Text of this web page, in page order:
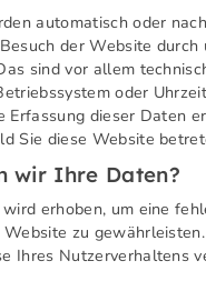
automatisch oder
der Website durch
sind vor allem
oder
Erfassung dieser Daten
Sie diese Website
wir Ihre Daten?
erhoben, um eine
zu
Ihres Nutzerverhaltens